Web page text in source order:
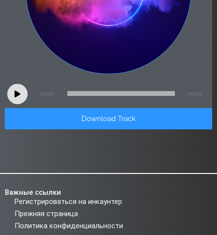
00:00 00:00
Download Track
Важные ссылки
Регистрироваться на инкаунтер
Прежняя страница
Политика конфиденциальности